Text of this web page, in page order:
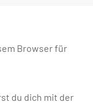
Browser für
du dich mit der